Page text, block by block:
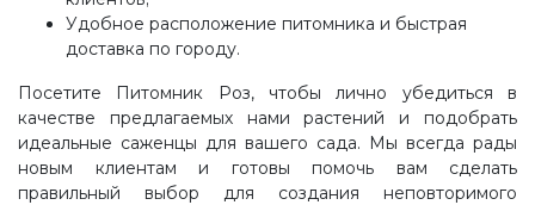
Удобное расположение питомника и быстрая
доставка по городу.
Посетите Питомник Роз, чтобы лично убедиться в
качестве предлагаемых нами растений и подобрать
идеальные саженцы для вашего сада. Мы всегда рады
новым клиентам и готовы помочь вам сделать
правильный выбор для создания неповторимого